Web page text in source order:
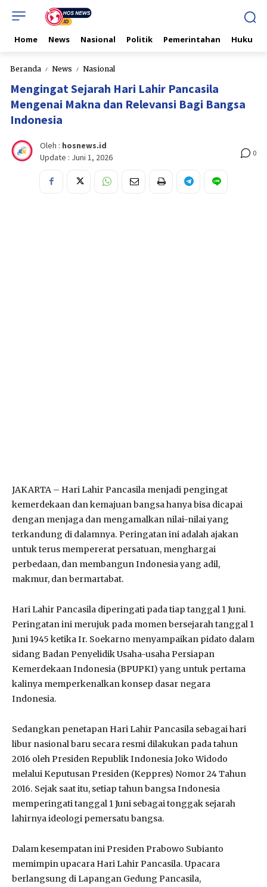
Home News Nasional Politik Pemerintahan Hukum
Beranda News Nasional
Mengingat Sejarah Hari Lahir Pancasila
Mengenai Makna dan Relevansi Bagi Bangsa
Indonesia
Oleh : hosnews.id
Update : Juni 1, 2026 0
JAKARTA – Hari Lahir Pancasila menjadi pengingat
kemerdekaan dan kemajuan bangsa hanya bisa dicapai
dengan menjaga dan mengamalkan nilai-nilai yang
terkandung di dalamnya. Peringatan ini adalah ajakan
untuk terus mempererat persatuan, menghargai
perbedaan, dan membangun Indonesia yang adil,
makmur, dan bermartabat.
Hari Lahir Pancasila diperingati pada tiap tanggal 1 Juni.
Peringatan ini merujuk pada momen bersejarah tanggal 1
Juni 1945 ketika Ir. Soekarno menyampaikan pidato dalam
sidang Badan Penyelidik Usaha-usaha Persiapan
Kemerdekaan Indonesia (BPUPKI) yang untuk pertama
kalinya memperkenalkan konsep dasar negara
Indonesia.
Sedangkan penetapan Hari Lahir Pancasila sebagai hari
libur nasional baru secara resmi dilakukan pada tahun
2016 oleh Presiden Republik Indonesia Joko Widodo
melalui Keputusan Presiden (Keppres) Nomor 24 Tahun
2016. Sejak saat itu, setiap tahun bangsa Indonesia
memperingati tanggal 1 Juni sebagai tonggak sejarah
lahirnya ideologi pemersatu bangsa.
Dalam kesempatan ini Presiden Prabowo Subianto
memimpin upacara Hari Lahir Pancasila. Upacara
berlangsung di Lapangan Gedung Pancasila,